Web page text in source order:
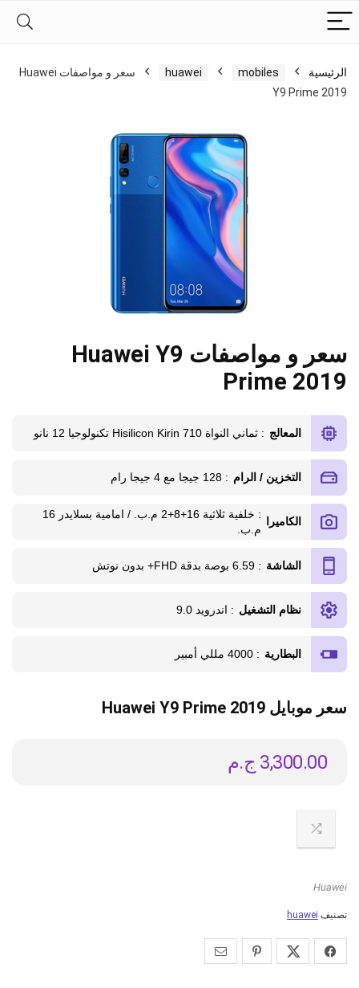
الرئيسية mobiles
huawei
سعر و مواصفات Huawei
Y9 Prime 2019
سعر و مواصفات Huawei Y9
Prime 2019
المعالج : ثماني النواة Hisilicon Kirin 710 تكنولوجيا 12 نانو
التخزين / الرام : 128 جيجا مع 4 جيجا رام
الكاميرا
: خلفية ثلاثية 16+8+2 م.ب. / امامية بسلايدر 16
م.ب.
الشاشة : 6.59 بوصة بدقة FHD+ بدون نوتش
نظام التشغيل : اندرويد 9.0
البطارية : 4000 مللي أمبير
سعر موبايل Huawei Y9 Prime 2019
ج.م 3,300.00
Huawei
تصنيف huawei